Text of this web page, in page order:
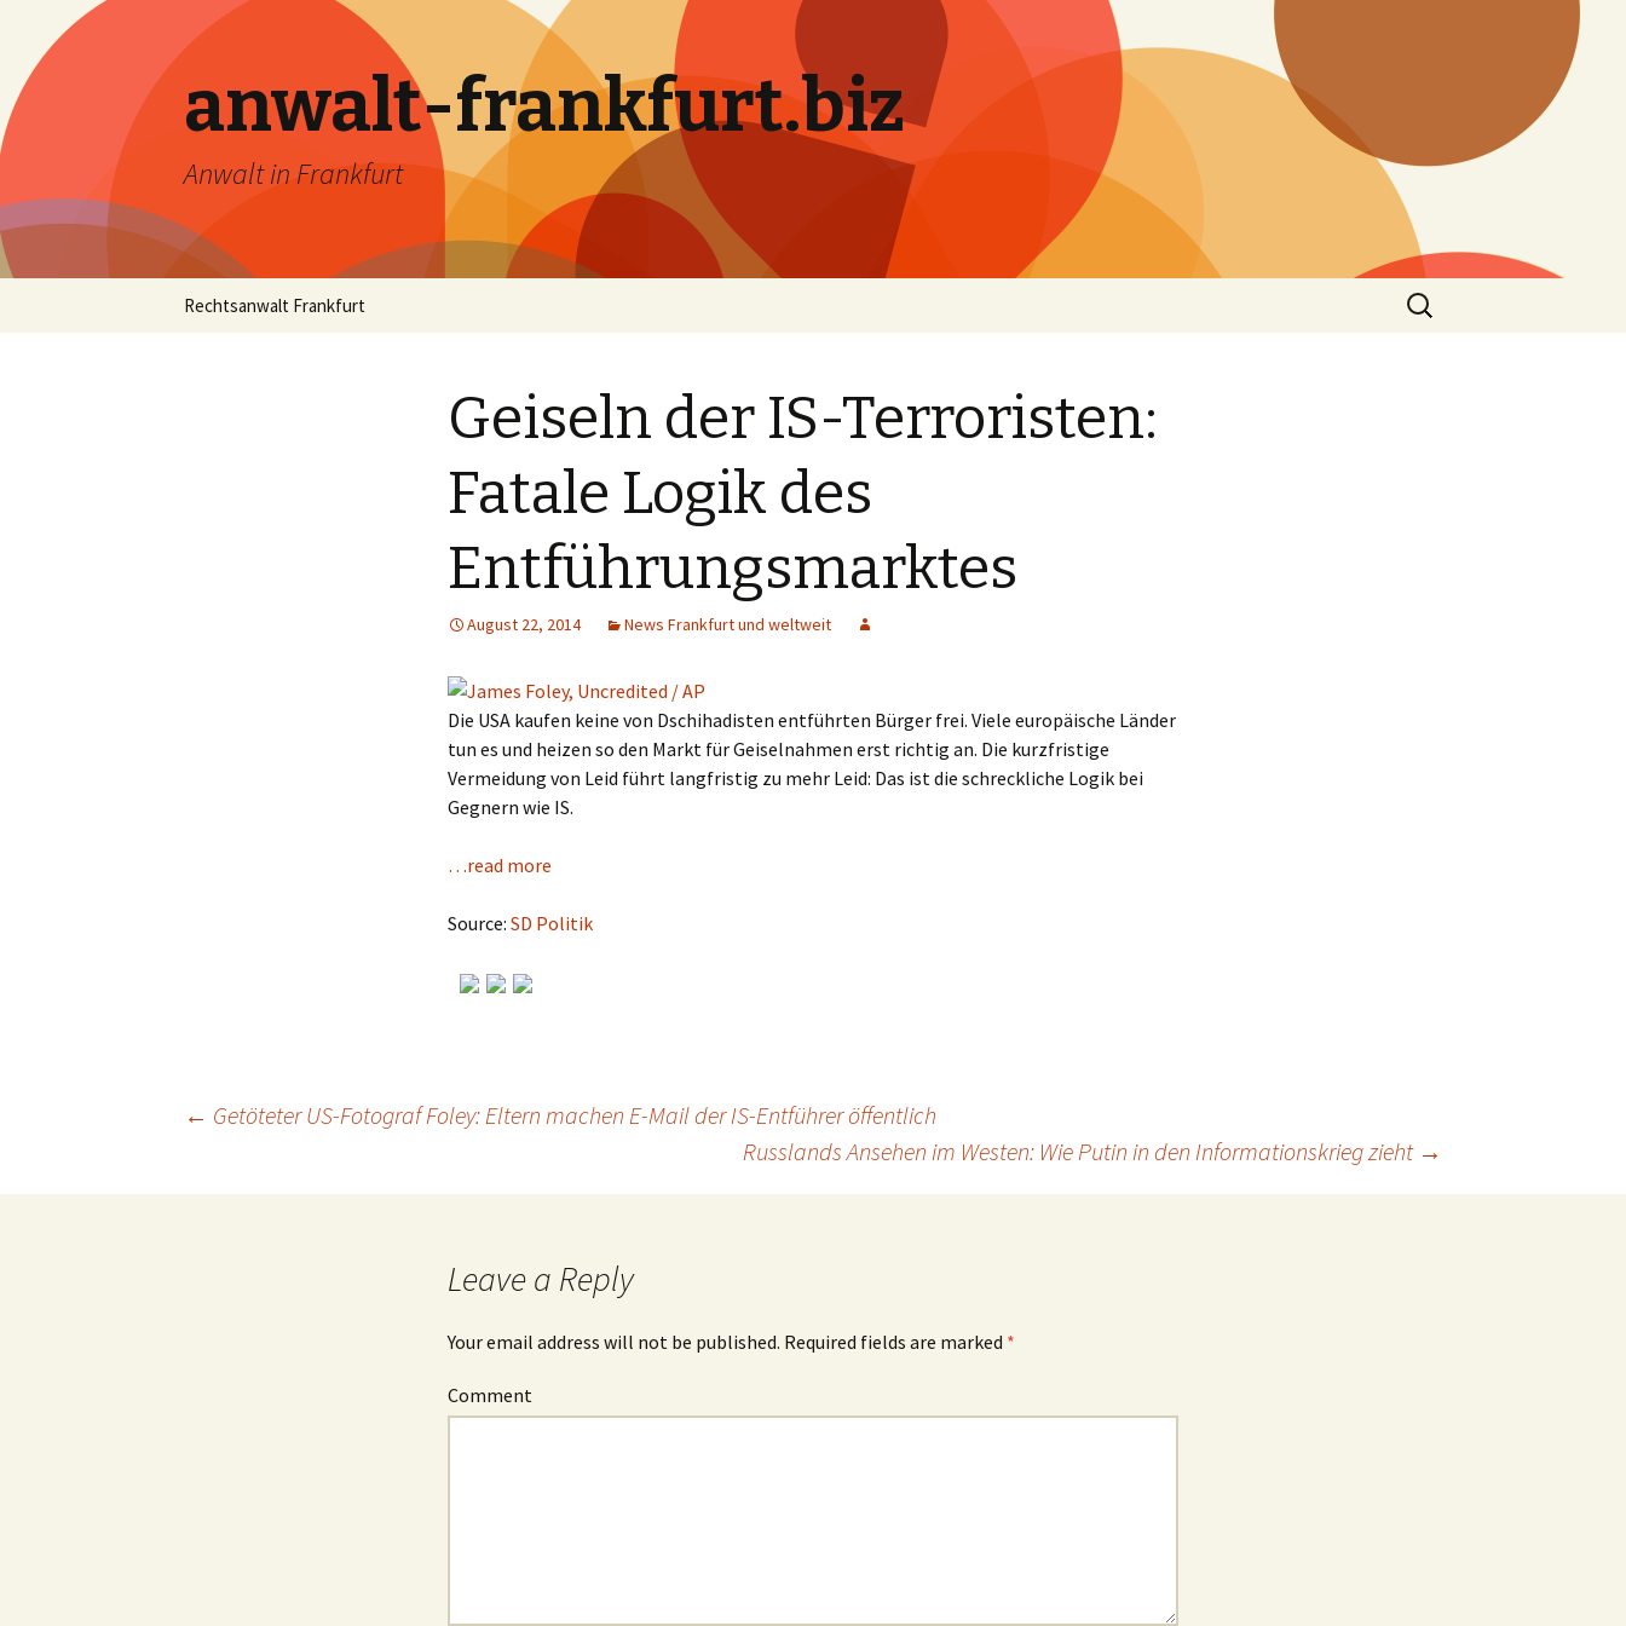
anwalt-frankfurt.biz
Anwalt in Frankfurt
Skip
Rechtsanwalt Frankfurt
Search
for:
Geiseln der IS-Terroristen:
Fatale Logik des
Entführungsmarktes
August 22, 2014 News Frankfurt und weltweit
Die USA kaufen keine von Dschihadisten entführten Bürger frei. Viele europäische Länder
tun es und heizen so den Markt für Geiselnahmen erst richtig an. Die kurzfristige
Vermeidung von Leid führt langfristig zu mehr Leid: Das ist die schreckliche Logik bei
Gegnern wie IS.
…read more
Source: SD Politik
Post
← Getöteter US-Fotograf Foley: Eltern machen E-Mail der IS-Entführer öffentlich
Russlands Ansehen im Westen: Wie Putin in den Informationskrieg zieht →
Leave a Reply
Your email address will not be published. Required fields are marked *
Comment